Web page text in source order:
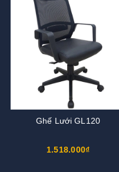
Ghế Lưới GL120
1.518.000₫